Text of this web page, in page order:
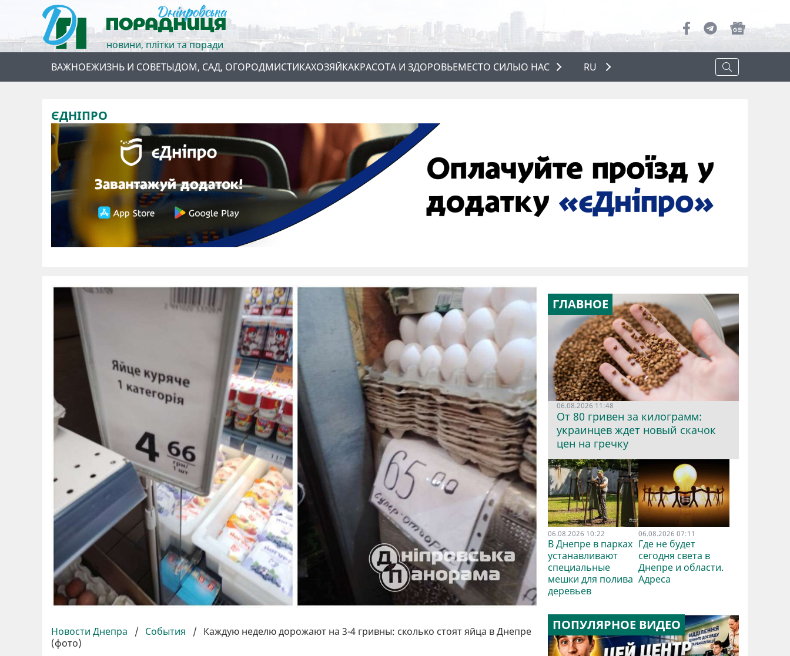
новини, плітки та поради
ВАЖНОЕЖИЗНЬ И СОВЕТЫДОМ, САД, ОГОРОДМИСТИКАХОЗЯЙКАКРАСОТА И ЗДОРОВЬЕМЕСТО СИЛЫО НАС
О НАС
RU
ЄДНІПРО
Новости Днепра / События / Каждую неделю дорожают на 3-4 гривны: сколько стоят яйца в Днепре
(фото)
ГЛАВНОЕ
06.08.2026 11:48
От 80 гривен за килограмм:
украинцев ждет новый скачок
цен на гречку
06.08.2026 10:22
В Днепре в парках
устанавливают
специальные
мешки для полива
деревьев
06.08.2026 07:11
Где не будет
сегодня света в
Днепре и области.
Адреса
ПОПУЛЯРНОЕ ВИДЕО